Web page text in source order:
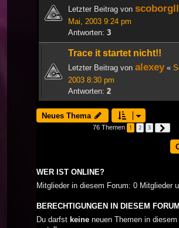
Letzter Beitrag von scoborgll
Mai, 2003 9:24 pm
Antworten: 3
Trace it startet nicht!!
Letzter Beitrag von alexey«
2003 8:30 pm
Antworten: 2
Neues Thema
76 Themen 1 2 3
WER IST ONLINE?
Mitglieder in diesem Forum: 0 Mitglieder
BERECHTIGUNGEN IN DIESEM FORUM
Du darfst keine neuen Themen in diesem